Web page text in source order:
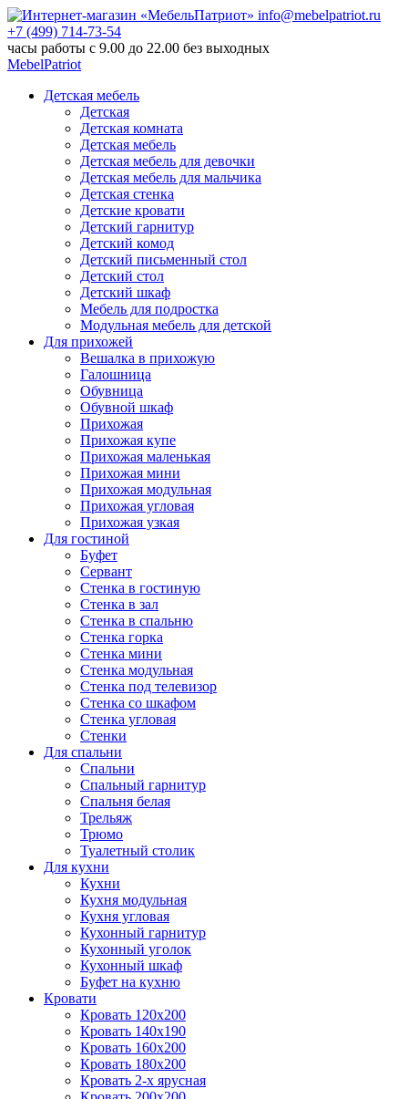
info@mebelpatriot.ru
+7 (499) 714-73-54
часы работы с 9.00 до 22.00 без выходных
MebelPatriot
Детская мебель
Детская
Детская комната
Детская мебель
Детская мебель для девочки
Детская мебель для мальчика
Детская стенка
Детские кровати
Детский гарнитур
Детский комод
Детский письменный стол
Детский стол
Детский шкаф
Мебель для подростка
Модульная мебель для детской
Для прихожей
Вешалка в прихожую
Галошница
Обувница
Обувной шкаф
Прихожая
Прихожая купе
Прихожая маленькая
Прихожая мини
Прихожая модульная
Прихожая угловая
Прихожая узкая
Для гостиной
Буфет
Сервант
Стенка в гостиную
Стенка в зал
Стенка в спальню
Стенка горка
Стенка мини
Стенка модульная
Стенка под телевизор
Стенка со шкафом
Стенка угловая
Стенки
Для спальни
Спальни
Спальный гарнитур
Спальня белая
Трельяж
Трюмо
Туалетный столик
Для кухни
Кухни
Кухня модульная
Кухня угловая
Кухонный гарнитур
Кухонный уголок
Кухонный шкаф
Буфет на кухню
Кровати
Кровать 120х200
Кровать 140х190
Кровать 160х200
Кровать 180х200
Кровать 2-х ярусная